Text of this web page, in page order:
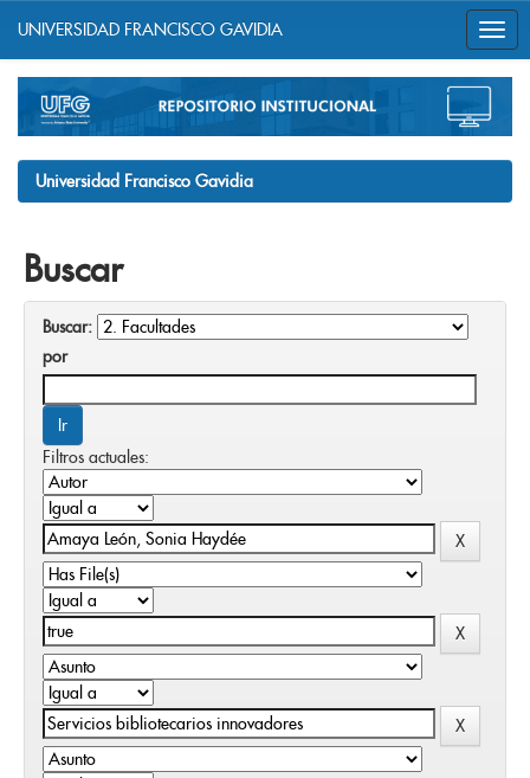
navigation
UNIVERSIDAD FRANCISCO GAVIDIA
Universidad Francisco Gavidia
Buscar
Buscar:
por
Filtros actuales: